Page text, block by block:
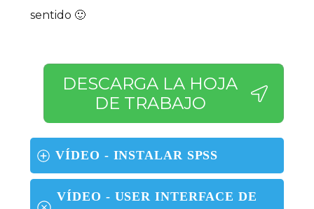
sentido 🙂
DESCARGA LA HOJA
DE TRABAJO
VÍDEO - INSTALAR SPSS
VÍDEO - USER INTERFACE DE